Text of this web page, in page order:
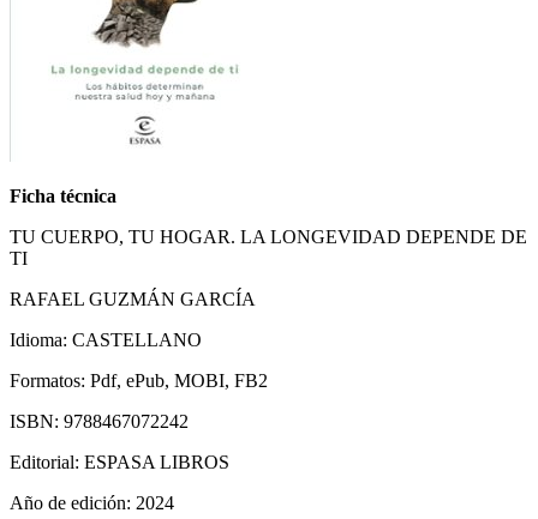
Ficha técnica
TU CUERPO, TU HOGAR. LA LONGEVIDAD DEPENDE DE
TI
RAFAEL GUZMÁN GARCÍA
Idioma: CASTELLANO
Formatos: Pdf, ePub, MOBI, FB2
ISBN: 9788467072242
Editorial: ESPASA LIBROS
Año de edición: 2024